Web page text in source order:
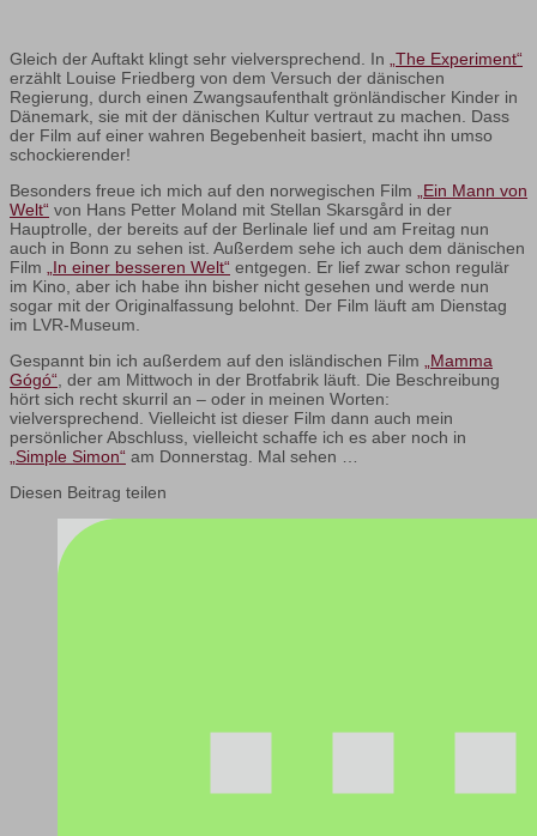
Gleich der Auftakt klingt sehr vielversprechend. In
„The Experiment“
erzählt Louise Friedberg von dem Versuch der dänischen
Regierung, durch einen Zwangsaufenthalt grönländischer Kinder in
Dänemark, sie mit der dänischen Kultur vertraut zu machen. Dass
der Film auf einer wahren Begebenheit basiert, macht ihn umso
schockierender!
Besonders freue ich mich auf den norwegischen Film
„Ein Mann von
Welt“ von Hans Petter Moland mit Stellan Skarsgård in der
Hauptrolle, der bereits auf der Berlinale lief und am Freitag nun
auch in Bonn zu sehen ist. Außerdem sehe ich auch dem dänischen
Film
„In einer besseren Welt“ entgegen. Er lief zwar schon regulär
im Kino, aber ich habe ihn bisher nicht gesehen und werde nun
sogar mit der Originalfassung belohnt. Der Film läuft am Dienstag
im LVR-Museum.
Gespannt bin ich außerdem auf den isländischen Film
„Mamma
Gógó“ , der am Mittwoch in der Brotfabrik läuft. Die Beschreibung
hört sich recht skurril an – oder in meinen Worten:
vielversprechend. Vielleicht ist dieser Film dann auch mein
persönlicher Abschluss, vielleicht schaffe ich es aber noch in
„Simple Simon“ am Donnerstag. Mal sehen …
Diesen Beitrag teilen